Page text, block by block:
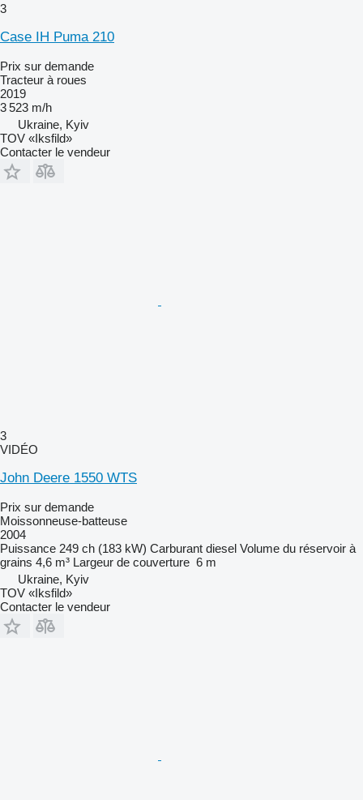
3
Case IH Puma 210
Prix sur demande
Tracteur à roues
2019
3 523 m/h
Ukraine, Kyiv
TOV «Iksfild»
Contacter le vendeur
3
VIDÉO
John Deere 1550 WTS
Prix sur demande
Moissonneuse-batteuse
2004
Puissance 249 ch (183 kW) Carburant diesel Volume du réservoir à
grains 4,6 m³ Largeur de couverture 6 m
Ukraine, Kyiv
TOV «Iksfild»
Contacter le vendeur